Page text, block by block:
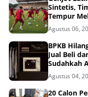
Sintetis,
Tempur
Agustus 06,
BPKB
Jual Beli
Sudahkah
di Brankas
Agustus 04,
20 Calon